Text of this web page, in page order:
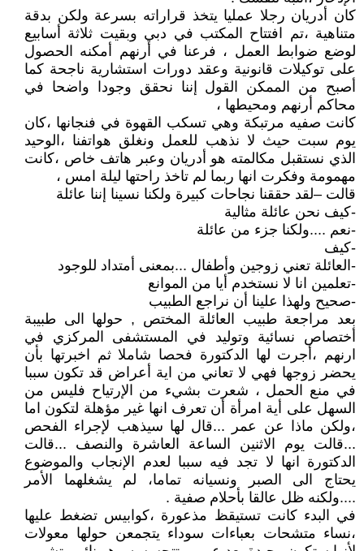
كان أدريان رجلا عمليا يتخذ قراراته بسرعة ولكن بدقة
متناهية ،تم افتتاح المكتب في دبي وبقيت ثلاثة أسابيع
لوضع ضوابط العمل ، فرعنا في أرنهم أمكنه الحصول
على توكيلات قانونية وعقد دورات استشارية ناجحة كما
أصبح من الممكن القول إننا نحقق وجودا واضحا في
محاكم أرنهم ومحيطها ،
كانت صفيه مرتبكة وهي تسكب القهوة في فنجانها ،كان
يوم سبت حيث لا نذهب للعمل ونغلق هواتفنا ،الوحيد
الذي نستقبل مكالمته هو أدريان وعبر هاتف خاص ،كانت
مهمومة وفكرت انها ربما لم تاخذ راحتها ليلة امس ،
قالت –لقد حققنا نجاحات كبيرة ولكنا نسينا إننا عائلة
-كيف نحن عائلة مثالية
-نعم ....ولكنا جزء من عائلة
-كيف
-العائلة تعني زوجين وأطفال ...بمعنى أمتداد للوجود
-تعلمين انا لا نستخدم أيا من الموانع
-صحيح ولهذا علينا أن نراجع الطبيب
بعد مراجعة طبيب العائلة المختص , حولها الى طبيبة
أختصاص نسائية وتوليد في المستشفى المركزي في
ارنهم ،أجرت لها الدكتورة فحصا شاملا ثم اخبرتها بأن
يحضر زوجها فهي لا تعاني من اية أعراض قد تكون سببا
في منع الحمل ، شعرت بشيء من الإرتياح فليس من
السهل على أية امرأة أن تعرف انها غير مؤهلة لتكون اما
،ولكن ماذا عن عمر ...قال لها سيذهب لإجراء الفحص
...قالت يوم الاثنين الساعة العاشرة والنصف ...قالت
الدكتورة انها لا تجد فيه سببا لعدم الإنجاب والموضوع
يحتاج الى الصبر ونسيانه تماما، لم يشغلهما الأمر
....ولكنه ظل عالقا بأحلام صفية .
في البدء كانت تستيقظ مذعورة ،كوابيس تضغط عليها
،نساء متشحات بعباءات سوداء يتجمعن حولها معولات